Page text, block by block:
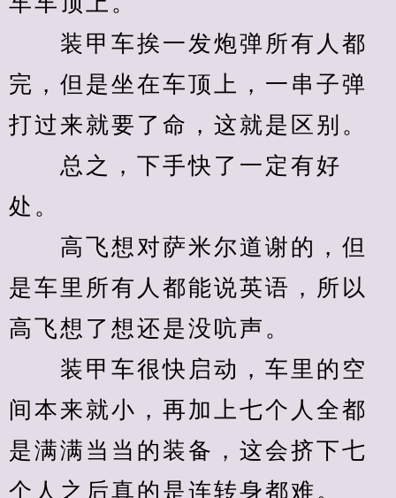
装甲车挨一发炮弹所有人都
完，但是坐在车顶上，一串子弹
打过来就要了命，这就是区别。
总之，下手快了一定有好
处。
高飞想对萨米尔道谢的，但
是车里所有人都能说英语，所以
高飞想了想还是没吭声。
装甲车很快启动，车里的空
间本来就小，再加上七个人全都
是满满当当的装备，这会挤下七
个人之后真的是连转身都难。